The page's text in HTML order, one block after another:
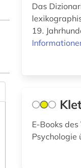
Das
19.
E-Books
Psychologie